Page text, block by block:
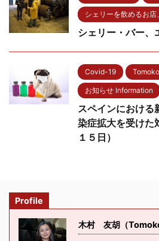
シェリーを飲めるお
シェリー・バー、
Covid-19
お知らせ Information
スペインにおける
染症拡大を受けた
１５日）
Profile
木村 友胡（